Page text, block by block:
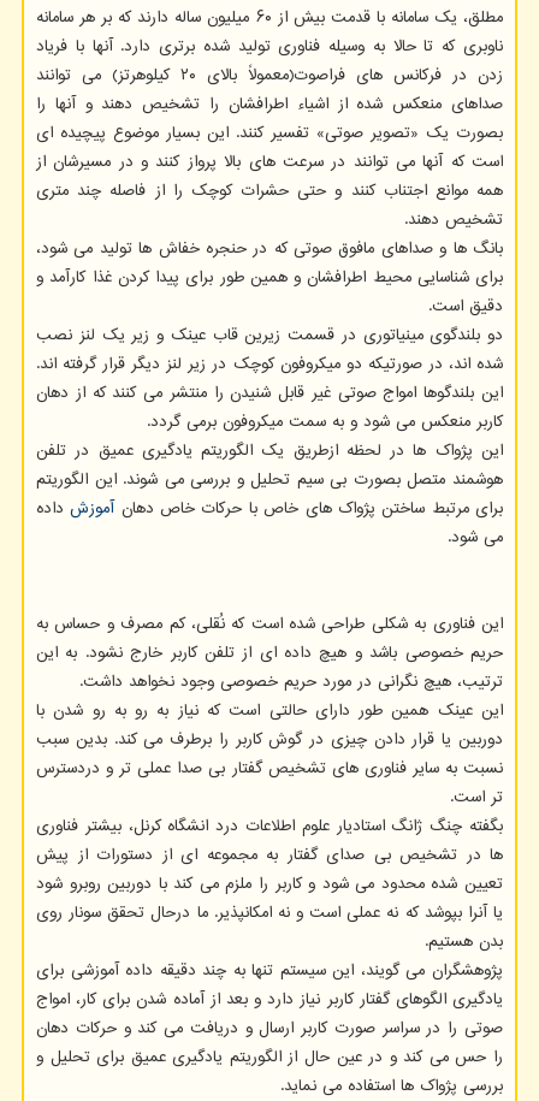
مطلق، یک سامانه با قدمت بیش از ۶۰ میلیون ساله دارند که بر هر سامانه
ناوبری که تا حالا به وسیله فناوری تولید شده برتری دارد. آنها با فریاد
زدن در فرکانس های فراصوت(معمولاً بالای ۲۰ کیلوهرتز) می توانند
صداهای منعکس شده از اشیاء اطرافشان را تشخیص دهند و آنها را
بصورت یک «تصویر صوتی» تفسیر کنند. این بسیار موضوع پیچیده ای
است که آنها می توانند در سرعت های بالا پرواز کنند و در مسیرشان از
همه موانع اجتناب کنند و حتی حشرات کوچک را از فاصله چند متری
تشخیص دهند.
بانگ ها و صداهای مافوق صوتی که در حنجره خفاش ها تولید می شود،
برای شناسایی محیط اطرافشان و همین طور برای پیدا کردن غذا کارآمد و
دقیق است.
دو بلندگوی مینیاتوری در قسمت زیرین قاب عینک و زیر یک لنز نصب
شده اند، در صورتیکه دو میکروفون کوچک در زیر لنز دیگر قرار گرفته اند.
این بلندگوها امواج صوتی غیر قابل شنیدن را منتشر می کنند که از دهان
کاربر منعکس می شود و به سمت میکروفون برمی گردد.
این پژواک ها در لحظه ازطریق یک الگوریتم یادگیری عمیق در تلفن
هوشمند متصل بصورت بی سیم تحلیل و بررسی می شوند. این الگوریتم
برای مرتبط ساختن پژواک های خاص با حرکات خاص دهانآموزشداده
می شود.
این فناوری به شکلی طراحی شده است که نُقلی، کم مصرف و حساس به
حریم خصوصی باشد و هیچ داده ای از تلفن کاربر خارج نشود. به این
ترتیب، هیچ نگرانی در مورد حریم خصوصی وجود نخواهد داشت.
این عینک همین طور دارای حالتی است که نیاز به رو به رو شدن با
دوربین یا قرار دادن چیزی در گوش کاربر را برطرف می کند. بدین سبب
نسبت به سایر فناوری های تشخیص گفتار بی صدا عملی تر و دردسترس
تر است.
بگفته چنگ ژانگ استادیار علوم اطلاعات درد انشگاه کرنل، بیشتر فناوری
ها در تشخیص بی صدای گفتار به مجموعه ای از دستورات از پیش
تعیین شده محدود می شود و کاربر را ملزم می کند با دوربین روبرو شود
یا آنرا بپوشد که نه عملی است و نه امکانپذیر. ما درحال تحقق سونار روی
بدن هستیم.
پژوهشگران می گویند، این سیستم تنها به چند دقیقه داده آموزشی برای
یادگیری الگوهای گفتار کاربر نیاز دارد و بعد از آماده شدن برای کار، امواج
صوتی را در سراسر صورت کاربر ارسال و دریافت می کند و حرکات دهان
را حس می کند و در عین حال از الگوریتم یادگیری عمیق برای تحلیل و
بررسی پژواک ها استفاده می نماید.